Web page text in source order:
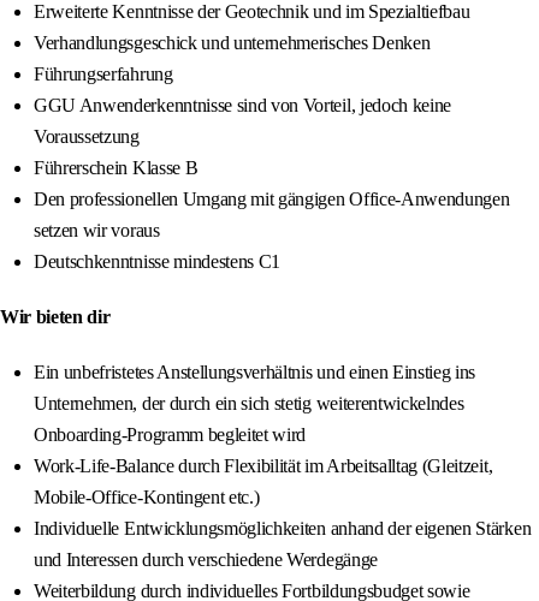
Erweiterte Kenntnisse der Geotechnik und im Spezialtiefbau
Verhandlungsgeschick und unternehmerisches Denken
Führungserfahrung
GGU Anwenderkenntnisse sind von Vorteil, jedoch keine
Voraussetzung
Führerschein Klasse B
Den professionellen Umgang mit gängigen Office-Anwendungen
setzen wir voraus
Deutschkenntnisse mindestens C1
Wir bieten dir
Ein unbefristetes Anstellungsverhältnis und einen Einstieg ins
Unternehmen, der durch ein sich stetig weiterentwickelndes
Onboarding-Programm begleitet wird
Work-Life-Balance durch Flexibilität im Arbeitsalltag (Gleitzeit,
Mobile-Office-Kontingent etc.)
Individuelle Entwicklungsmöglichkeiten anhand der eigenen Stärken
und Interessen durch verschiedene Werdegänge
Weiterbildung durch individuelles Fortbildungsbudget sowie